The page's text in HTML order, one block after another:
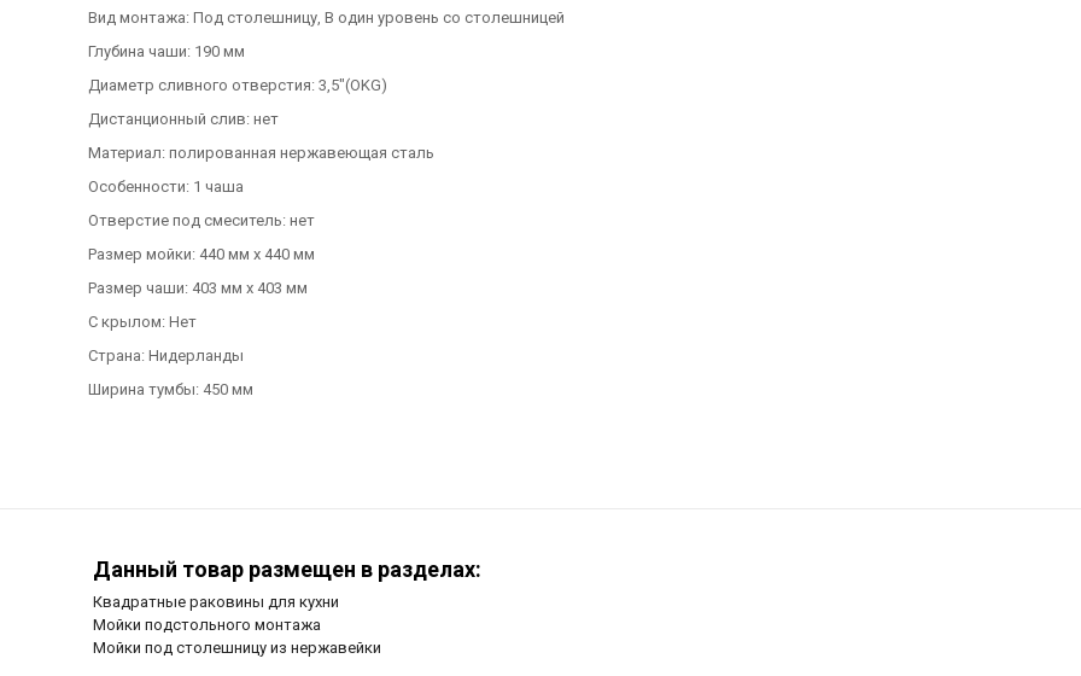
Вид монтажа: Под столешницу, В один уровень со столешницей
Глубина чаши: 190 мм
Диаметр сливного отверстия: 3,5"(OKG)
Дистанционный слив: нет
Материал: полированная нержавеющая сталь
Особенности: 1 чаша
Отверстие под смеситель: нет
Размер мойки: 440 мм х 440 мм
Размер чаши: 403 мм х 403 мм
С крылом: Нет
Страна: Нидерланды
Ширина тумбы: 450 мм
Данный товар размещен в разделах:
Квадратные раковины для кухни
Мойки подстольного монтажа
Мойки под столешницу из нержавейки